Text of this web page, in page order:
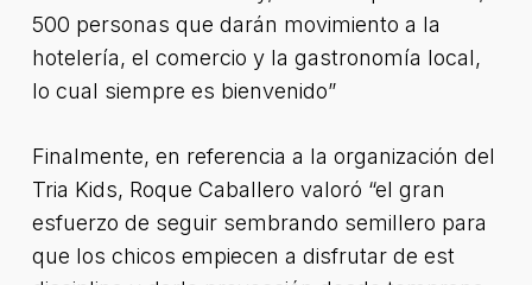
500 personas que darán movimiento a la
hotelería, el comercio y la gastronomía local,
lo cual siempre es bienvenido”
Finalmente, en referencia a la organización del
Tria Kids, Roque Caballero valoró “el gran
esfuerzo de seguir sembrando semillero para
que los chicos empiecen a disfrutar de est